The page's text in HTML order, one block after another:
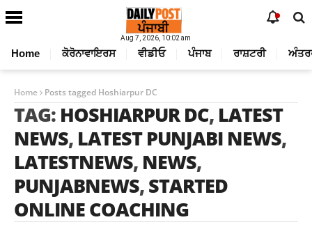
Aug 7, 2026, 10:02 am
Home ਕੋਰੋਨਾਵਾਇਰਸ ਵੀਡੀਓ ਪੰਜਾਬ ਰਾਸ਼ਟਰੀ
Home Posts tagged Hoshiarpur DC
TAG: HOSHIARPUR DC, LATEST
NEWS, LATEST PUNJABI NEWS,
LATESTNEWS, NEWS,
PUNJABNEWS,STARTED
ONLINE COACHING